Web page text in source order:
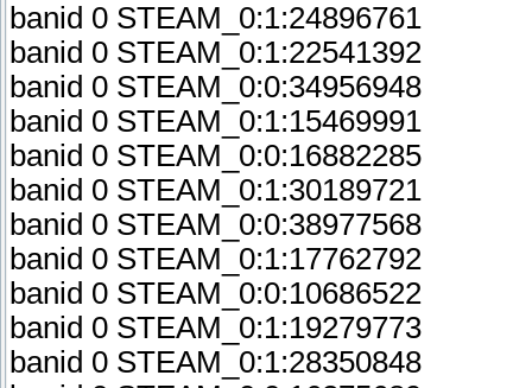
banid 0 STEAM_0:1:24896761
banid 0 STEAM_0:1:22541392
banid 0 STEAM_0:0:34956948
banid 0 STEAM_0:1:15469991
banid 0 STEAM_0:0:16882285
banid 0 STEAM_0:1:30189721
banid 0 STEAM_0:0:38977568
banid 0 STEAM_0:1:17762792
banid 0 STEAM_0:0:10686522
banid 0 STEAM_0:1:19279773
banid 0 STEAM_0:1:28350848